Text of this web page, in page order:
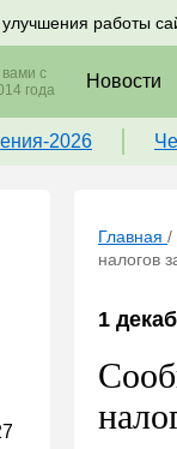
работы
учету и
с
года
Новости
2026
Главная /
налогов
1